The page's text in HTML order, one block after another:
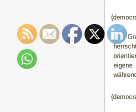
Das
eigene